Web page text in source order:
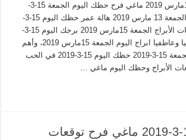
ابراج اليوم الجمعة 15مارس 2019 ماغي فرح حظك اليوم الجمعة 15-3-
2019 توفعات الابراج الجمعة 13 مارس 2019 هالة عمر حظك اليوم 15-3-
2019 ماغي فرح توقعات الأبراج الجمعة 15مارس 2019 برجك اليوم 15-3-
2019 حظك اليوم مهنيا وعاطفيا ابراج اليوم الجمعة 15مارس 2019، وأهم
توقعات أبراج اليوم الجمعة 15-3-2019 حظك اليوم 15-3-2019 في الحب
الأبراج وحظك اليوم ماغي …
حظك اليوم 15-3-2019 ماغي فرح توقعات